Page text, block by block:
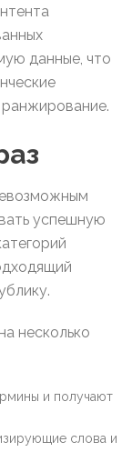
данные, что
успешную
несколько
и получают
слова и